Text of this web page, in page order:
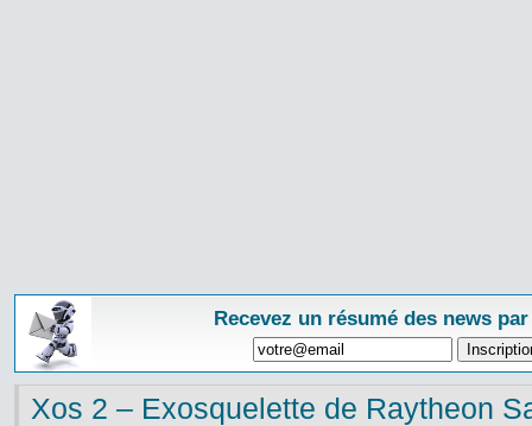
Recevez un résumé des news
Xos 2 – Exosquelette de Raytheon